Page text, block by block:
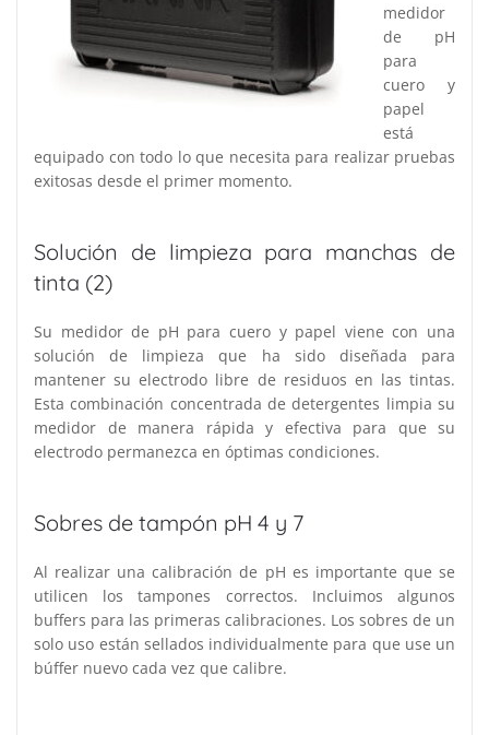
medidor
de pH
para
cuero y
papel
está
equipado con todo lo que necesita para realizar pruebas
exitosas desde el primer momento.
Solución de limpieza para manchas de
tinta (2)
Su medidor de pH para cuero y papel viene con una
solución de limpieza que ha sido diseñada para
mantener su electrodo libre de residuos en las tintas.
Esta combinación concentrada de detergentes limpia su
medidor de manera rápida y efectiva para que su
electrodo permanezca en óptimas condiciones.
Sobres de tampón pH 4 y 7
Al realizar una calibración de pH es importante que se
utilicen los tampones correctos. Incluimos algunos
buffers para las primeras calibraciones. Los sobres de un
solo uso están sellados individualmente para que use un
búffer nuevo cada vez que calibre.